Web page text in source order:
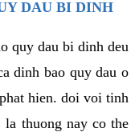
DAU BI DINH
quy dau bi dinh deu
dinh bao quy dau o
hien. doi voi tinh
thuong nay co the